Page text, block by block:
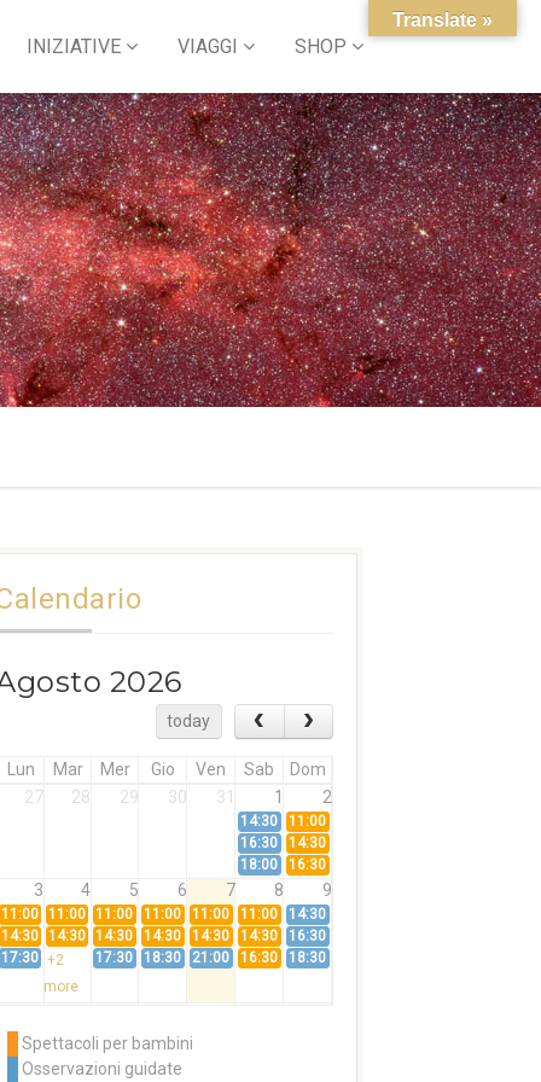
INIZIATIVE VIAGGI SHOP
2026
today
Lun Mar Mer Gio Ven Sab
Dom
27
28 29 30 31 1 2
14:30
11:00
16:30
14:30
18:00
16:30
3 4 5 6 7 8 9
11:00 11:00 11:00 11:00 11:00 11:00
14:30
14:30 14:30 14:30 14:30 14:30 14:30
16:30
17:30 +2
more
17:30 18:30 21:00 16:30 18:30
11:00
14:30
Spettacoli per bambini
Osservazioni guidate
Translate »